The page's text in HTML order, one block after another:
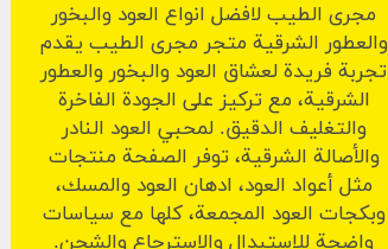
مجرى الطيب لافضل انواع العود والبخور
والعطور الشرقية متجر مجرى الطيب يقدم
تجربة فريدة لعشاق العود والبخور والعطور
الشرقية، مع تركيز على الجودة الفاخرة
والتغليف الدقيق. لمحبي العود النادر
والأصالة الشرقية، توفر الصفحة منتجات
مثل أعواد العود، ادهان العود والمسك،
وبكجات العود المجمعة، كلها مع سياسات